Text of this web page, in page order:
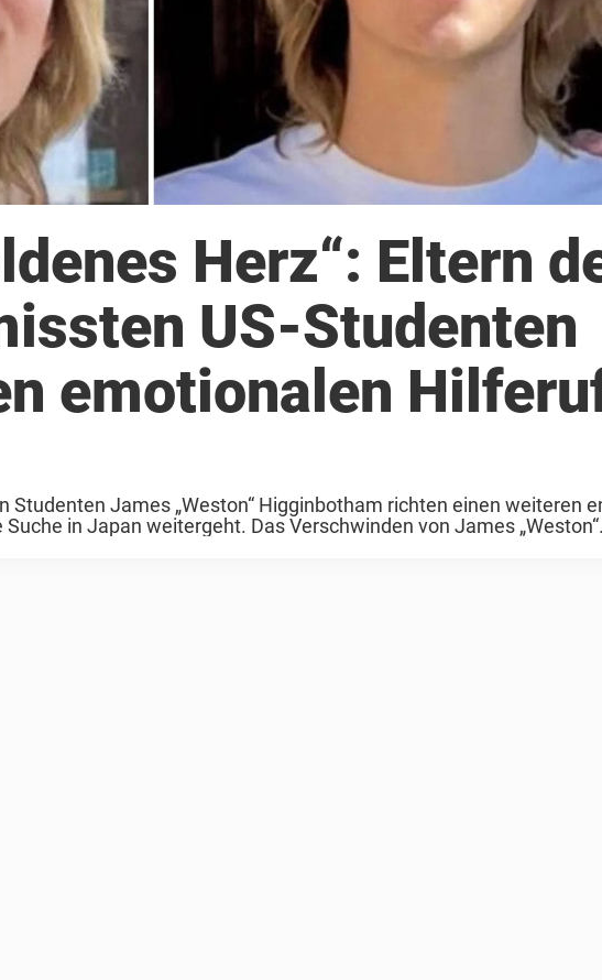
Herz“: Eltern
US-Studenten
emotionalen
Studenten James „Weston“ Higginbotham richten einen weiteren
in Japan weitergeht. Das Verschwinden von James „Weston“